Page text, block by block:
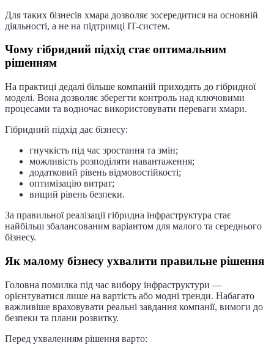
Для таких бізнесів хмара дозволяє зосередитися на основній
діяльності, а не на підтримці IT-систем.
Чому гібридний підхід стає оптимальним
рішенням
На практиці дедалі більше компаній приходять до гібридної
моделі. Вона дозволяє зберегти контроль над ключовими
процесами та водночас використовувати переваги хмари.
Гібридний підхід дає бізнесу:
гнучкість під час зростання та змін;
можливість розподіляти навантаження;
додатковий рівень відмовостійкості;
оптимізацію витрат;
вищий рівень безпеки.
За правильної реалізації гібридна інфраструктура стає
найбільш збалансованим варіантом для малого та середнього
бізнесу.
Як малому бізнесу ухвалити правильне рішення
Головна помилка під час вибору інфраструктури —
орієнтуватися лише на вартість або модні тренди. Набагато
важливіше враховувати реальні завдання компанії, вимоги до
безпеки та плани розвитку.
Перед ухваленням рішення варто: